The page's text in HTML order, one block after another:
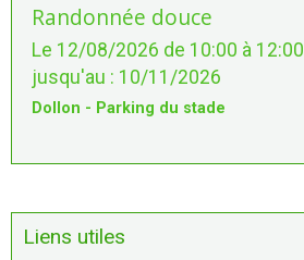
Randonnée douce
Le 12/08/2026 de 10:00 à 12:00
jusqu'au : 10/11/2026
Dollon - Parking du stade
Liens utiles